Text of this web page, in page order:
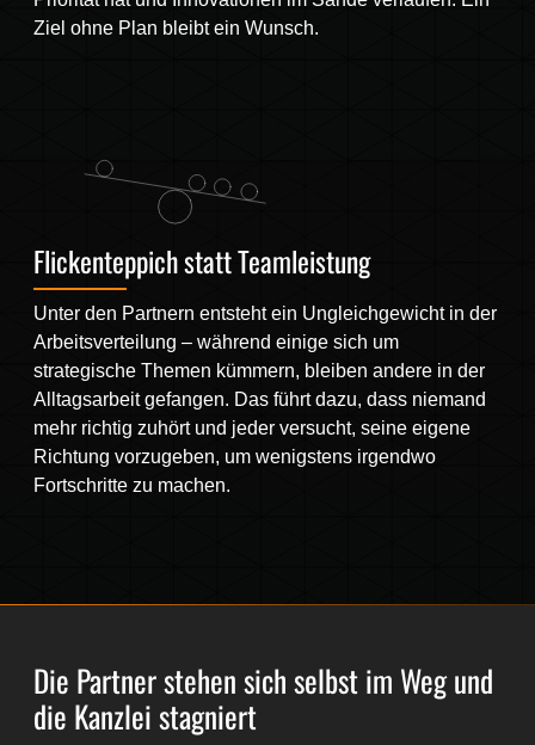
Ziel ohne Plan bleibt ein Wunsch.
Flickenteppich statt Teamleistung
Unter den Partnern entsteht ein Ungleichgewicht in der
Arbeitsverteilung – während einige sich um
strategische Themen kümmern, bleiben andere in der
Alltagsarbeit gefangen. Das führt dazu, dass niemand
mehr richtig zuhört und jeder versucht, seine eigene
Richtung vorzugeben, um wenigstens irgendwo
Fortschritte zu machen.
Die Partner stehen sich selbst im Weg und
die Kanzlei stagniert